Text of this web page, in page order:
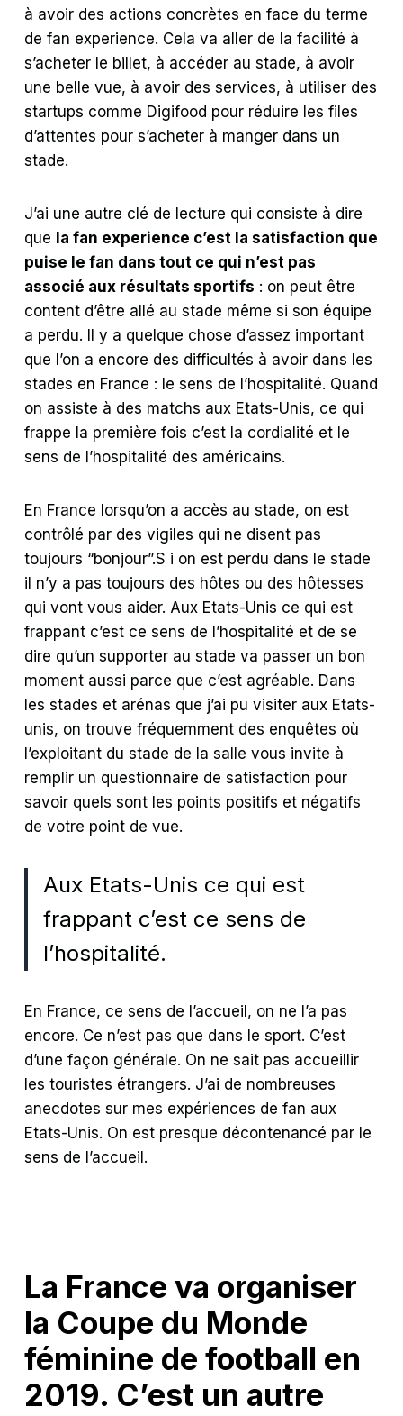
à avoir des actions concrètes en face du terme
de fan experience. Cela va aller de la facilité à
s’acheter le billet, à accéder au stade, à avoir
une belle vue, à avoir des services, à utiliser des
startups comme Digifood pour réduire les files
d’attentes pour s’acheter à manger dans un
stade.
J’ai une autre clé de lecture qui consiste à dire
que la fan experience c’est la satisfaction que
puise le fan dans tout ce qui n’est pas
associé aux résultats sportifs : on peut être
content d’être allé au stade même si son équipe
a perdu. Il y a quelque chose d’assez important
que l’on a encore des difficultés à avoir dans les
stades en France : le sens de l’hospitalité. Quand
on assiste à des matchs aux Etats-Unis, ce qui
frappe la première fois c’est la cordialité et le
sens de l’hospitalité des américains.
En France lorsqu’on a accès au stade, on est
contrôlé par des vigiles qui ne disent pas
toujours “bonjour”.S i on est perdu dans le stade
il n’y a pas toujours des hôtes ou des hôtesses
qui vont vous aider. Aux Etats-Unis ce qui est
frappant c’est ce sens de l’hospitalité et de se
dire qu’un supporter au stade va passer un bon
moment aussi parce que c’est agréable. Dans
les stades et arénas que j’ai pu visiter aux Etats-
unis, on trouve fréquemment des enquêtes où
l’exploitant du stade de la salle vous invite à
remplir un questionnaire de satisfaction pour
savoir quels sont les points positifs et négatifs
de votre point de vue.
Aux Etats-Unis ce qui est
frappant c’est ce sens de
l’hospitalité.
En France, ce sens de l’accueil, on ne l’a pas
encore. Ce n’est pas que dans le sport. C’est
d’une façon générale. On ne sait pas accueillir
les touristes étrangers. J’ai de nombreuses
anecdotes sur mes expériences de fan aux
Etats-Unis. On est presque décontenancé par le
sens de l’accueil.
La France va organiser
la Coupe du Monde
féminine de football en
2019. C’est un autre